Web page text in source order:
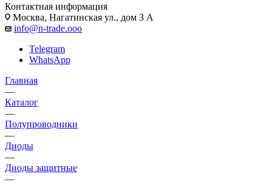
Контактная информация
Москва, Нагатинская ул., дом 3 А
info@n-trade.ooo
Telegram
WhatsApp
Главная
—
Каталог
—
Полупроводники
—
Диоды
—
Диоды защитные
—